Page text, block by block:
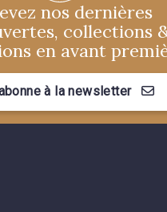
nos dernières
collections
en avant
à la newsletter